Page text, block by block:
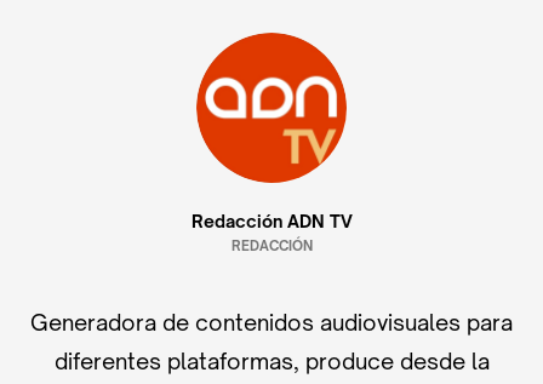
Redacción ADN TV
REDACCIÓN
Generadora de contenidos audiovisuales para
diferentes plataformas, produce desde la